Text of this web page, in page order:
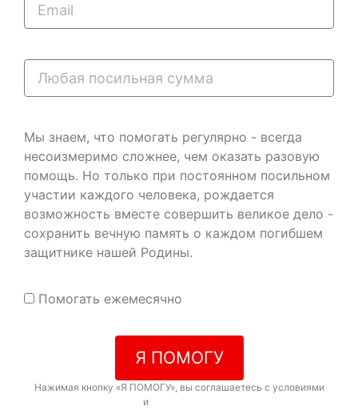
Мы знаем, что помогать регулярно - всегда
несоизмеримо сложнее, чем оказать разовую
помощь. Но только при постоянном посильном
участии каждого человека, рождается
возможность вместе совершить великое дело -
сохранить вечную память о каждом погибшем
защитнике нашей Родины.
Помогать ежемесячно
Я ПОМОГУ
Нажимая кнопку «Я ПОМОГУ», вы соглашаетесь с условиями
и